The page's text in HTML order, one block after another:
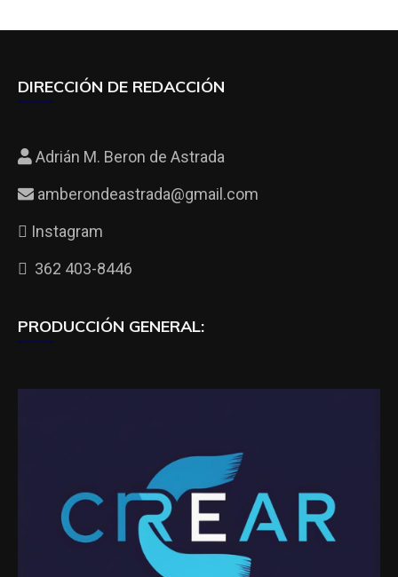
DIRECCIÓN DE REDACCIÓN
Adrián M. Beron de Astrada
amberondeastrada@gmail.com
Instagram
362 403-8446
PRODUCCIÓN GENERAL: